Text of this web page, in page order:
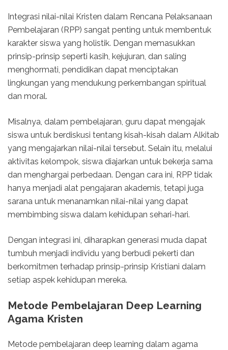
Integrasi nilai-nilai Kristen dalam Rencana Pelaksanaan
Pembelajaran (RPP) sangat penting untuk membentuk
karakter siswa yang holistik. Dengan memasukkan
prinsip-prinsip seperti kasih, kejujuran, dan saling
menghormati, pendidikan dapat menciptakan
lingkungan yang mendukung perkembangan spiritual
dan moral.
Misalnya, dalam pembelajaran, guru dapat mengajak
siswa untuk berdiskusi tentang kisah-kisah dalam Alkitab
yang mengajarkan nilai-nilai tersebut. Selain itu, melalui
aktivitas kelompok, siswa diajarkan untuk bekerja sama
dan menghargai perbedaan. Dengan cara ini, RPP tidak
hanya menjadi alat pengajaran akademis, tetapi juga
sarana untuk menanamkan nilai-nilai yang dapat
membimbing siswa dalam kehidupan sehari-hari.
Dengan integrasi ini, diharapkan generasi muda dapat
tumbuh menjadi individu yang berbudi pekerti dan
berkomitmen terhadap prinsip-prinsip Kristiani dalam
setiap aspek kehidupan mereka.
Metode Pembelajaran Deep Learning
Agama Kristen
Metode pembelajaran deep learning dalam agama